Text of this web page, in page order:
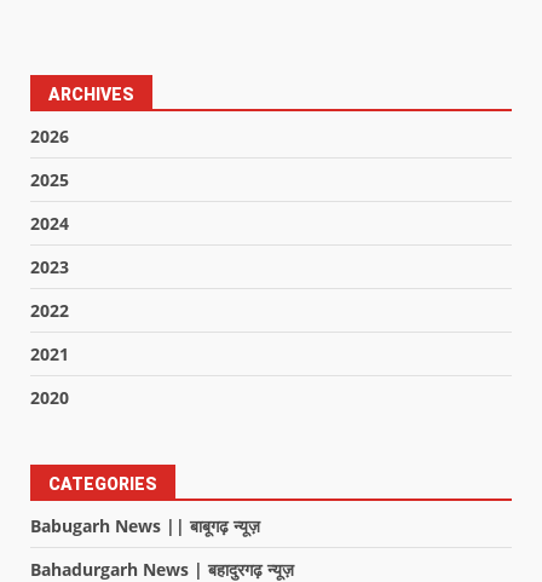
ARCHIVES
2026
2025
2024
2023
2022
2021
2020
CATEGORIES
Babugarh News || बाबूगढ़ न्यूज़
Bahadurgarh News | बहादुरगढ़ न्यूज़